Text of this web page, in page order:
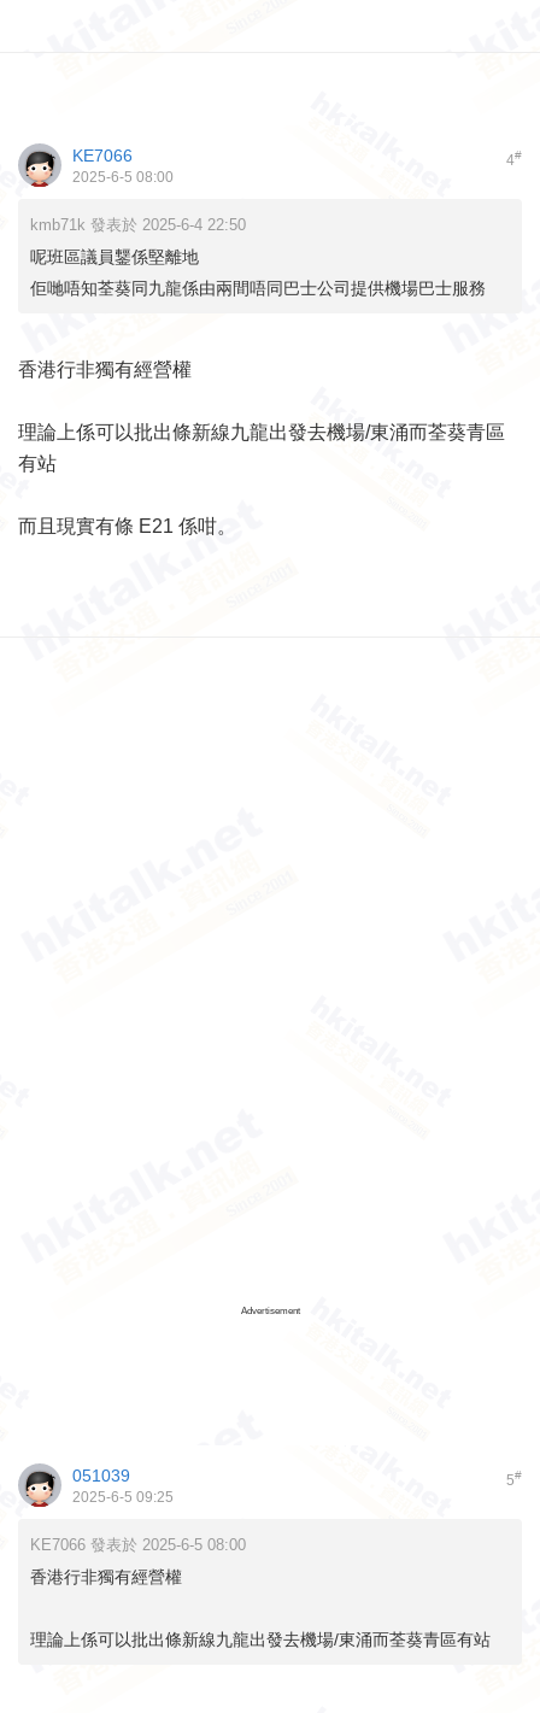
4#
KE7066
2025-6-5 08:00
kmb71k 發表於 2025-6-4 22:50
呢班區議員鑋係堅離地
佢哋唔知荃葵同九龍係由兩間唔同巴士公司提供機場巴士服務
香港行非獨有經營權
理論上係可以批出條新線九龍出發去機場/東涌而荃葵青區
有站
而且現實有條 E21 係咁。
Advertisement
5#
051039
2025-6-5 09:25
KE7066 發表於 2025-6-5 08:00
香港行非獨有經營權
理論上係可以批出條新線九龍出發去機場/東涌而荃葵青區有站